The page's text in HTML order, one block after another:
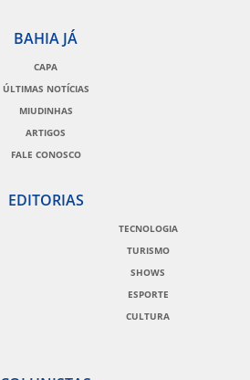
BAHIA JÁ
CAPA
ÚLTIMAS NOTÍCIAS
MIUDINHAS
ARTIGOS
FALE CONOSCO
EDITORIAS
TECNOLOGIA
TURISMO
SHOWS
ESPORTE
CULTURA